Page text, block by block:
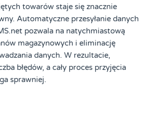
towarów staje się znacznie
Automatyczne przesyłanie danych
pozwala na natychmiastową
magazynowych i eliminację
danych. W rezultacie,
błędów, a cały proces przyjęcia
sprawniej.